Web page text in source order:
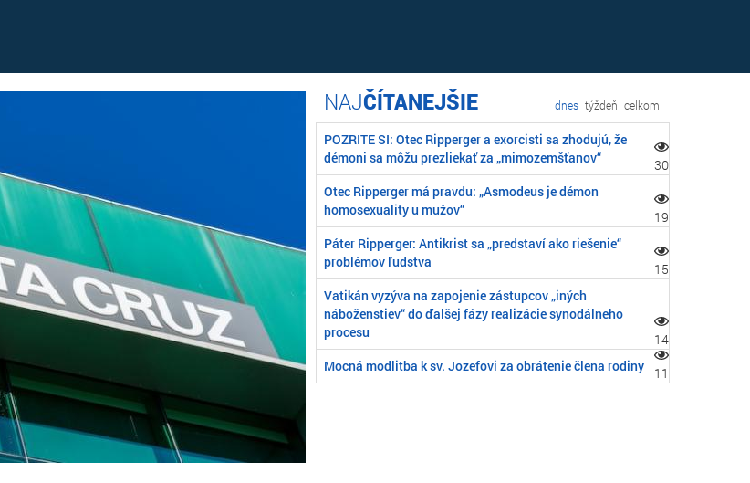
ČÍTANEJŠIE dnes týždeň celkom
POZRITE SI: Otec Ripperger a exorcisti sa zhodujú, že
démoni sa môžu prezliekať za „mimozemšťanov“
30
Otec Ripperger má pravdu: „Asmodeus je démon
homosexuality u mužov“
19
Páter Ripperger: Antikrist sa „predstaví ako riešenie“
problémov ľudstva
15
Vatikán vyzýva na zapojenie zástupcov „iných
náboženstiev“ do ďalšej fázy realizácie synodálneho
procesu
14
Mocná modlitba k sv. Jozefovi za obrátenie člena rodiny
11